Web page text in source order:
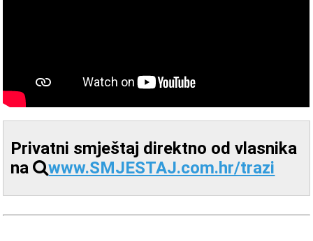
Privatni smještaj direktno od vlasnika
na
www.SMJESTAJ.com.hr/trazi